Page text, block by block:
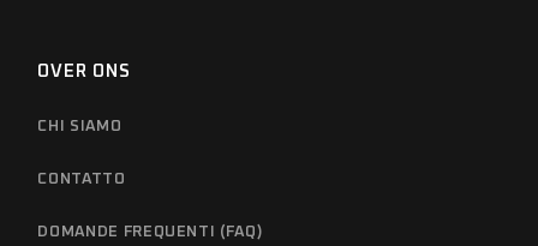
OVER ONS
CHI SIAMO
CONTATTO
DOMANDE FREQUENTI (FAQ)